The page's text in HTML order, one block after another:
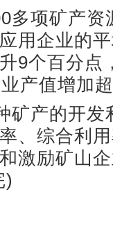
项矿产资
用企业的
9个百分点
产值增加
产的开发
、综合利
激励矿山
)